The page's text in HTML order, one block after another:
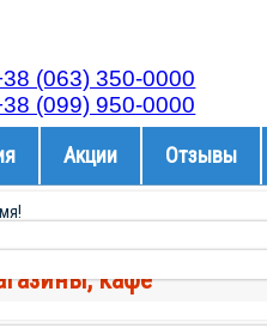
(063) 350-0000
(099) 950-0000
Акции Отзывы
кафе